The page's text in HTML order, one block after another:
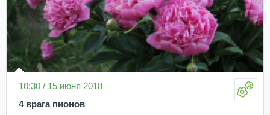
10:30 / 15 июня 2018
4 врага пионов